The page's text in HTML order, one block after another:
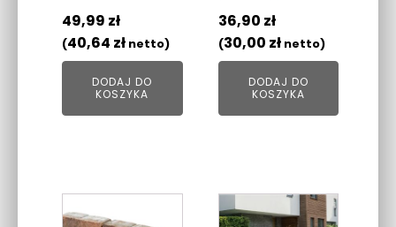
49,99 zł
(40,64 zł netto)
DODAJ DO
KOSZYKA
36,90 zł
(30,00 złnetto)
DODAJ DO
KOSZYKA